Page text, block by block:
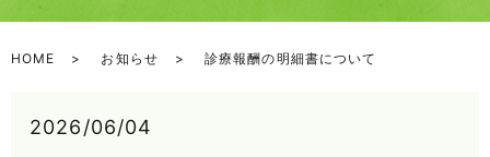
HOME お知らせ 診療報酬の明細書について
2026/06/04